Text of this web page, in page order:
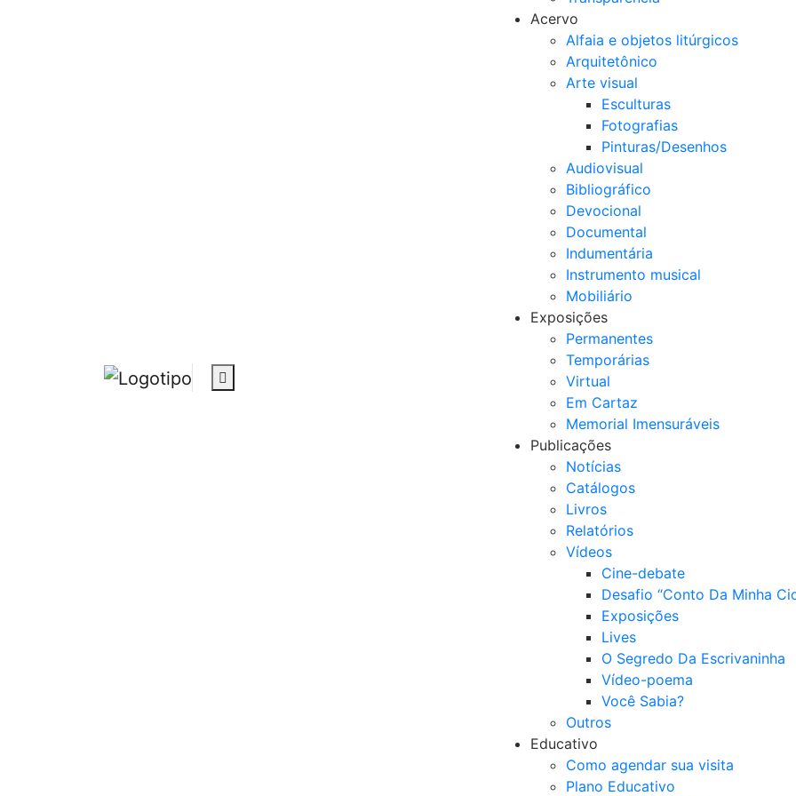
Acervo
Alfaia e objetos litúrgicos
Arquitetônico
Arte visual
Esculturas
Fotografias
Pinturas/Desenhos
Audiovisual
Bibliográfico
Devocional
Documental
Indumentária
Instrumento musical
Mobiliário
Exposições
Permanentes
Temporárias
Virtual
Em Cartaz
Memorial Imensuráveis
Publicações
Notícias
Catálogos
Livros
Relatórios
Vídeos
Cine-debate
Desafio “Conto Da Minha
Exposições
Lives
O Segredo Da Escrivaninha
Vídeo-poema
Você Sabia?
Outros
Educativo
Como agendar sua visita
Plano Educativo